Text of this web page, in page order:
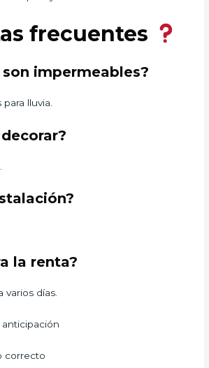
frecuentes
son impermeables?
lluvia.
la renta?
varios días.
correcto